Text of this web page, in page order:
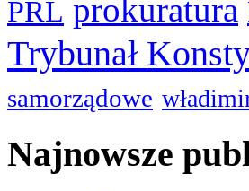
PRL prokuratura
Trybunał
samorządowe
Najnowsze